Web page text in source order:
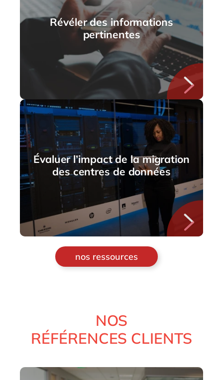
Révéler des informations
pertinentes
Évaluer l’impact de la migration
des centres de données
nos ressources
NOS
RÉFÉRENCES CLIENTS